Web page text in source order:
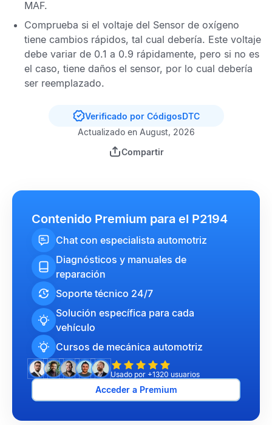
MAF.
Comprueba si el voltaje del Sensor de oxígeno
tiene cambios rápidos, tal cual debería. Este voltaje
debe variar de 0.1 a 0.9 rápidamente, pero si no es
el caso, tiene daños el sensor, por lo cual debería
ser reemplazado.
Verificado por CódigosDTC
Actualizado en August, 2026
Compartir
Contenido Premium para el P2194
Chat con especialista automotriz
Diagnósticos y manuales de
reparación
Soporte técnico 24/7
Solución específica para cada
vehículo
Cursos de mecánica automotriz
Usado por +1320 usuarios
Acceder a Premium